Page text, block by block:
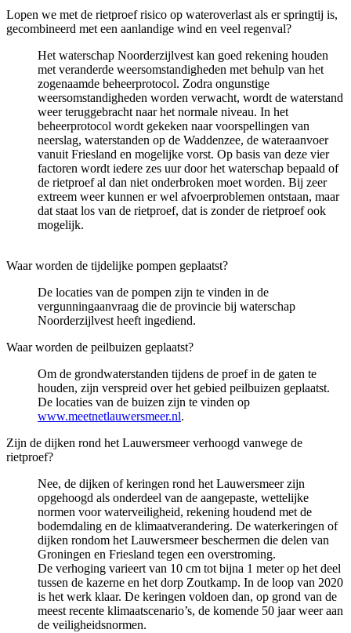
Lopen we met de rietproef risico op wateroverlast als er springtij is,
gecombineerd met een aanlandige wind en veel regenval?
Het waterschap Noorderzijlvest kan goed rekening houden
met veranderde weersomstandigheden met behulp van het
zogenaamde beheerprotocol. Zodra ongunstige
weersomstandigheden worden verwacht, wordt de waterstand
weer teruggebracht naar het normale niveau. In het
beheerprotocol wordt gekeken naar voorspellingen van
neerslag, waterstanden op de Waddenzee, de wateraanvoer
vanuit Friesland en mogelijke vorst. Op basis van deze vier
factoren wordt iedere zes uur door het waterschap bepaald of
de rietproef al dan niet onderbroken moet worden. Bij zeer
extreem weer kunnen er wel afvoerproblemen ontstaan, maar
dat staat los van de rietproef, dat is zonder de rietproef ook
mogelijk.
Waar worden de tijdelijke pompen geplaatst?
De locaties van de pompen zijn te vinden in de
vergunningaanvraag die de provincie bij waterschap
Noorderzijlvest heeft ingediend.
Waar worden de peilbuizen geplaatst?
Om de grondwaterstanden tijdens de proef in de gaten te
houden, zijn verspreid over het gebied peilbuizen geplaatst.
De locaties van de buizen zijn te vinden op
www.meetnetlauwersmeer.nl.
Zijn de dijken rond het Lauwersmeer verhoogd vanwege de
rietproef?
Nee, de dijken of keringen rond het Lauwersmeer zijn
opgehoogd als onderdeel van de aangepaste, wettelijke
normen voor waterveiligheid, rekening houdend met de
bodemdaling en de klimaatverandering. De waterkeringen of
dijken rondom het Lauwersmeer beschermen die delen van
Groningen en Friesland tegen een overstroming.
De verhoging varieert van 10 cm tot bijna 1 meter op het deel
tussen de kazerne en het dorp Zoutkamp. In de loop van 2020
is het werk klaar. De keringen voldoen dan, op grond van de
meest recente klimaatscenario’s, de komende 50 jaar weer aan
de veiligheidsnormen.